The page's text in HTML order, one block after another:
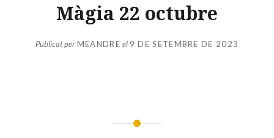
Màgia 22 octubre
Publicat perMEANDRE el 9 DE SETEMBRE DE 2023